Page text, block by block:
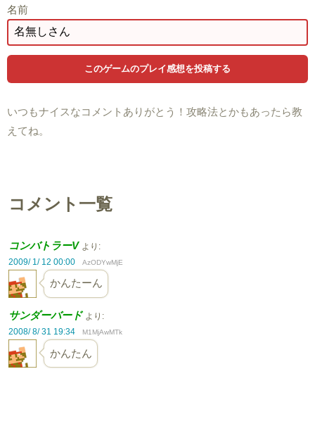
名前
いつもナイスなコメントありがとう！攻略法とかもあったら教
えてね。
コメント一覧
コンバトラーV より:
2009/ 1/ 12 00:00
AzODYwMjE
かんたーん
サンダーバード より:
2008/ 8/ 31 19:34
M1MjAwMTk
かんたん